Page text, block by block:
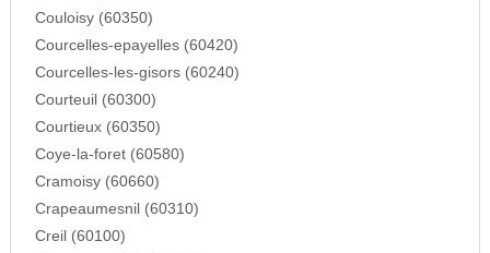
Couloisy (60350)
Courcelles-epayelles (60420)
Courcelles-les-gisors (60240)
Courteuil (60300)
Courtieux (60350)
Coye-la-foret (60580)
Cramoisy (60660)
Crapeaumesnil (60310)
Creil (60100)